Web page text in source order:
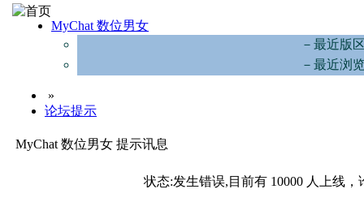
MyChat 数位男女
－最近版
－最近浏
»
论坛提示
MyChat 数位男女 提示讯息
状态:发生错误,目前有 10000 人上线